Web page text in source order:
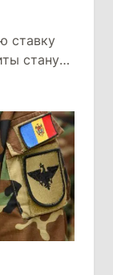
ставку
станут